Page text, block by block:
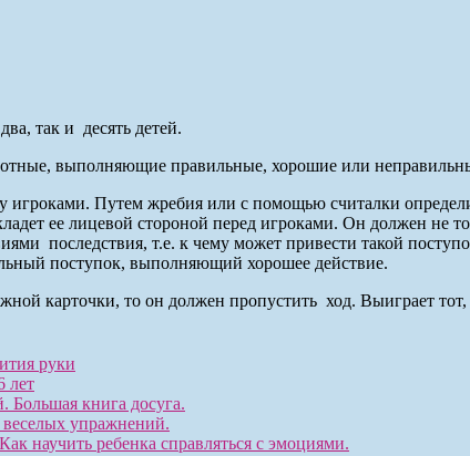
так и десять детей.
выполняющие правильные, хорошие или
Путем жребия или с помощью считалки
ее лицевой стороной перед игроками. Он должен не
последствия, т.е. к чему может привести такой
поступок, выполняющий хорошее действие.
карточки, то он должен пропустить ход. Выиграет
руки
лет
Большая книга досуга.
веселых упражнений.
научить ребенка справляться с эмоциями.